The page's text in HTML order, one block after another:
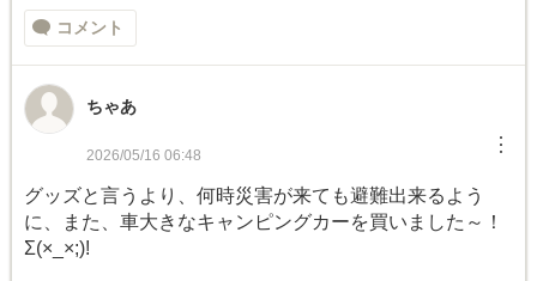
コメント
ちゃあ
2026/05/16 06:48 ︙
グッズと言うより、何時災害が来ても避難出来るよう
に、また、車大きなキャンピングカーを買いました～！
Σ(×_×;)!